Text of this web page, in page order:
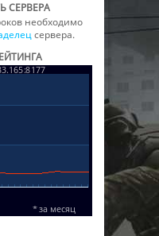
СЕРВЕРА
необходимо
сервера.